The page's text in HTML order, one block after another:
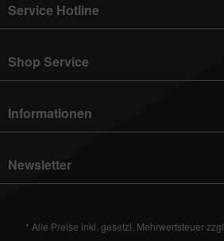
Service Hotline
Shop Service
Informationen
Newsletter
* Alle Preise inkl. gesetzl. Mehrwertsteuer zzgl.